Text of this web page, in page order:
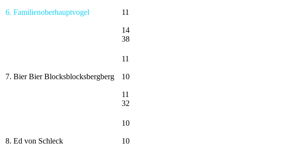
6. Familienoberhauptvogel 11
14
38
7. Bier Bier Blocksblocksbergberg
11
10
11
32
8. Ed von Schleck
10
10